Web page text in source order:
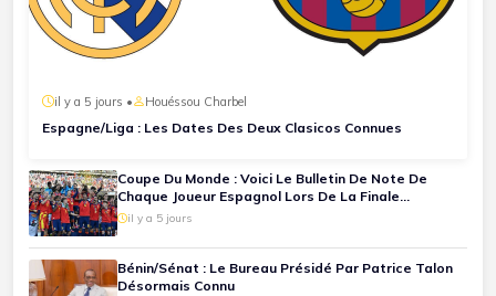
il y a 5 jours • Houéssou Charbel
Espagne/Liga : Les Dates Des Deux Clasicos Connues
Coupe Du Monde : Voici Le Bulletin De Note De
Chaque Joueur Espagnol Lors De La Finale
Espagne-Argentine
il y a 5 jours
Bénin/Sénat : Le Bureau Présidé Par Patrice Talon
Désormais Connu